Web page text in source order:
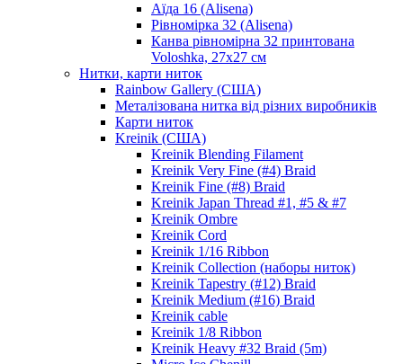
Аїда 16 (Alisena)
Рівномірка 32 (Alisena)
Канва рівномірна 32 принтована
Voloshka, 27х27 см
Нитки, карти ниток
Rainbow Gallery (США)
Металізована нитка від різних виробників
Карти ниток
Kreinik (США)
Kreinik Blending Filament
Kreinik Very Fine (#4) Braid
Kreinik Fine (#8) Braid
Kreinik Japan Thread #1, #5 & #7
Kreinik Ombre
Kreinik Cord
Kreinik 1/16 Ribbon
Kreinik Collection (наборы ниток)
Kreinik Tapestry (#12) Braid
Kreinik Medium (#16) Braid
Kreinik cable
Kreinik 1/8 Ribbon
Kreinik Heavy #32 Braid (5m)